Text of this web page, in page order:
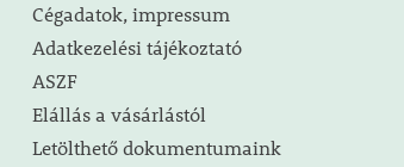
Cégadatok, impressum
Adatkezelési tájékoztató
ASZF
Elállás a vásárlástól
Letölthető dokumentumaink